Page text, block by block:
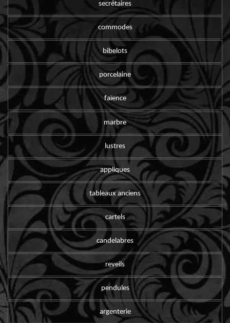
secrétaires
commodes
bibelots
porcelaine
faïence
marbre
lustres
appliques
tableaux anciens
cartels
candelabres
reveils
pendules
argenterie